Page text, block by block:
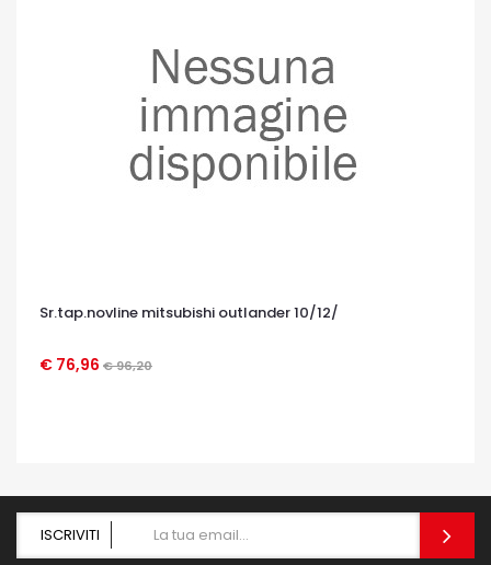
Sr.tap.novline mitsubishi outlander 10/12/
€ 76,96 € 96,20
OCCHIATA VELOCE
ISCRIVITI